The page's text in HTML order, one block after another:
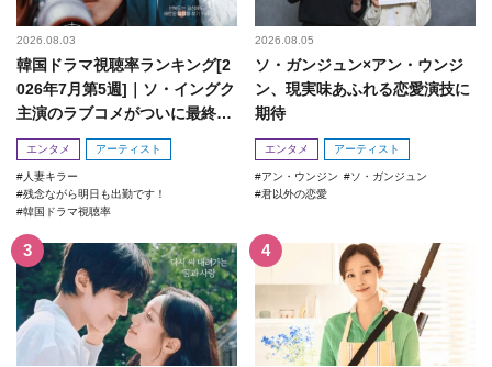
2026.08.03
韓国ドラマ視聴率ランキング[2
026年7月第5週]｜ソ・イングク
主演のラブコメがついに最終
回！
エンタメ アーティスト
人妻キラー
残念ながら明日も出勤です！
韓国ドラマ視聴率
2026.08.05
ソ・ガンジュン×アン・ウンジ
ン、現実味あふれる恋愛演技に
期待
エンタメ アーティスト
アン・ウンジン
ソ・ガンジュン
君以外の恋愛